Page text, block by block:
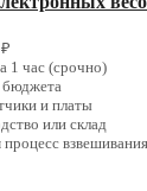
1 час (срочно)
бюджета
и платы
или склад